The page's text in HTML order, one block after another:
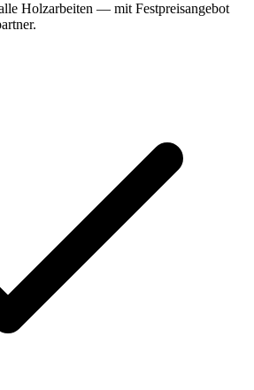
Holzarbeiten — mit Festpreisangebot